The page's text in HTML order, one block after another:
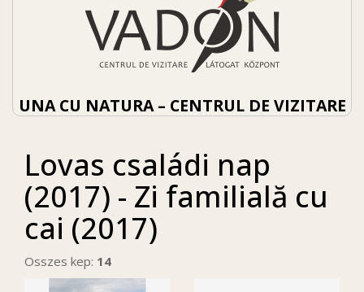
UNA CU NATURA – CENTRUL DE VIZITARE
Lovas családi nap
(2017) - Zi familială cu
cai (2017)
Osszes kep: 14